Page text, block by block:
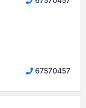
67570457